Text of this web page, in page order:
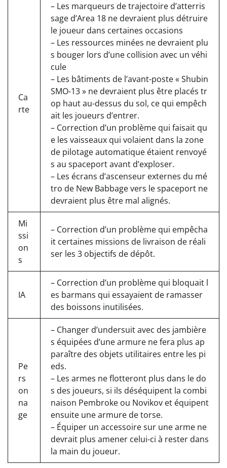
Ca
rte
– Les marqueurs de trajectoire d’atterris
sage d’Area 18 ne devraient plus détruire
le joueur dans certaines occasions
– Les ressources minées ne devraient plu
s bouger lors d’une collision avec un véhi
cule
– Les bâtiments de l’avant-poste « Shubin
SMO-13 » ne devraient plus être placés tr
op haut au-dessus du sol, ce qui empêch
ait les joueurs d’entrer.
– Correction d’un problème qui faisait qu
e les vaisseaux qui volaient dans la zone
de pilotage automatique étaient renvoyé
s au spaceport avant d’exploser.
– Les écrans d’ascenseur externes du mé
tro de New Babbage vers le spaceport ne
devraient plus être mal alignés.
Mi
ssi
on
s
– Correction d’un problème qui empêcha
it certaines missions de livraison de réali
ser les 3 objectifs de dépôt.
IA
– Correction d’un problème qui bloquait l
es barmans qui essayaient de ramasser
des boissons inutilisées.
Pe
rs
on
na
ge
– Changer d’undersuit avec des jambière
s équipées d’une armure ne fera plus ap
paraître des objets utilitaires entre les pi
eds.
– Les armes ne flotteront plus dans le do
s des joueurs, si ils déséquipent la combi
naison Pembroke ou Novikov et équipent
ensuite une armure de torse.
– Équiper un accessoire sur une arme ne
devrait plus amener celui-ci à rester dans
la main du joueur.